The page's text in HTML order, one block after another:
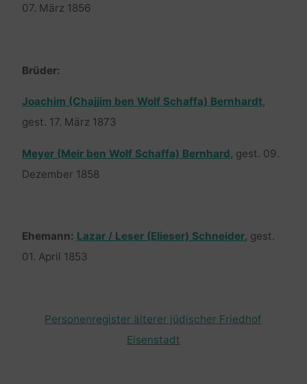
07. März 1856
Brüder:
Joachim (Chajjim ben Wolf Schaffa) Bernhardt,
gest. 17. März 1873
Meyer (Meir ben Wolf Schaffa) Bernhard, gest. 09.
Dezember 1858
Ehemann: Lazar / Leser (Elieser) Schneider, gest.
01. April 1853
Personenregister älterer jüdischer Friedhof
Eisenstadt